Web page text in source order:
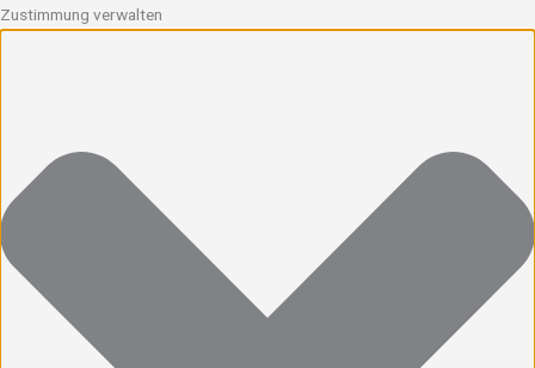
Zustimmung verwalten